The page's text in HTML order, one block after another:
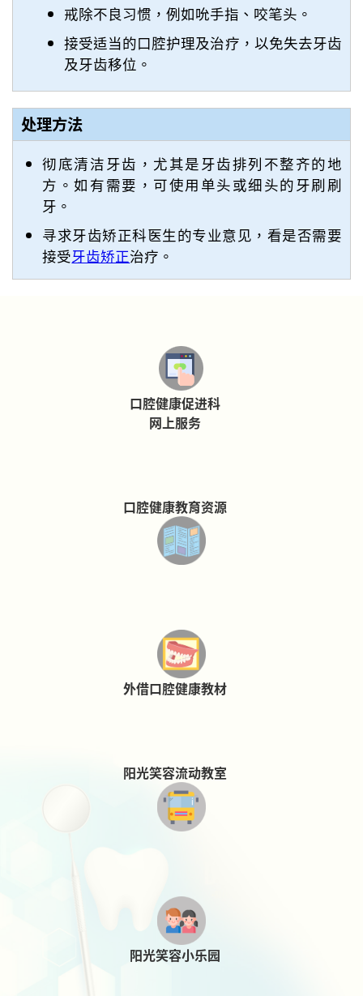
戒除不良习惯，例如吮手指、咬笔头。
接受适当的口腔护理及治疗，以免失去牙齿
及牙齿移位。
处理方法
彻底清洁牙齿，尤其是牙齿排列不整齐的地
方。如有需要，可使用单头或细头的牙刷刷
牙。
寻求牙齿矫正科医生的专业意见，看是否需要
接受牙齿矫正治疗。
口腔健康促进科
网上服务
口腔健康教育资源
外借口腔健康教材
阳光笑容流动教室
阳光笑容小乐园